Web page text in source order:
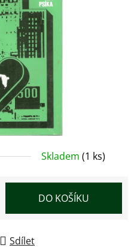
Skladem (1 ks)
DO KOŠÍKU
Sdílet